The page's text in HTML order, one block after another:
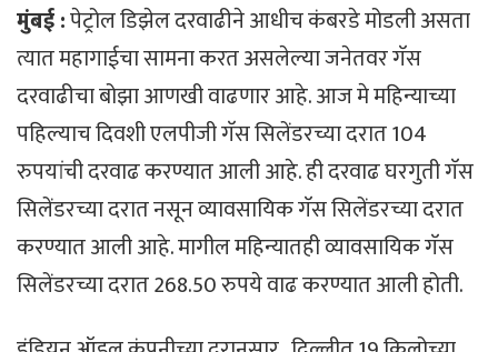
मुंबई :पेट्रोल डिझेल दरवाढीने आधीच कंबरडे मोडली असता
त्यात महागाईचा सामना करत असलेल्या जनेतवर गॅस
दरवाढीचा बोझा आणखी वाढणार आहे. आज मे महिन्याच्या
पहिल्याच दिवशी एलपीजी गॅस सिलेंडरच्या दरात 104
रुपयांची दरवाढ करण्यात आली आहे. ही दरवाढ घरगुती गॅस
सिलेंडरच्या दरात नसून व्यावसायिक गॅस सिलेंडरच्या दरात
करण्यात आली आहे. मागील महिन्यातही व्यावसायिक गॅस
सिलेंडरच्या दरात 268.50 रुपये वाढ करण्यात आली होती.